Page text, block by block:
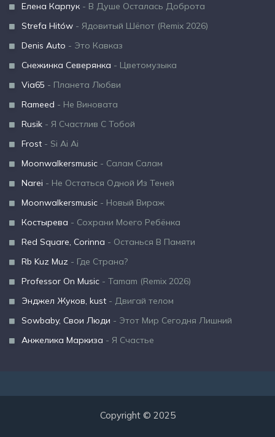
Елена Карпук - В Душе Осталась Доброта
Strefa Hitów - Ядовитый Шёпот (Remix 2026)
Denis Auto - Это Кавказ
Снежинка Северянка - Цветомузыка
Via65 - Планета Любви
Rameed - Не Виновата
Rusik - Я Счастлив С Тобой
Frost - Si Ai Ai
Moonwalkersmusic - Салам Салам
Narei - Не Остаться Одной Из Теней
Moonwalkersmusic - Новый Вираж
Костырева - Сохрани Моего Ребёнка
Red Square, Corinna - Останься В Памяти
Rb Kuz Muz - Где Страна?
Professor On Music - Tamam (Remix 2026)
Энджел Жуков, kust - Двигай телом
Sowbaby, Свои Люди - Этот Мир Сегодня Лишний
Анжелика Маркиза - Я Счастье
Copyright © 2025